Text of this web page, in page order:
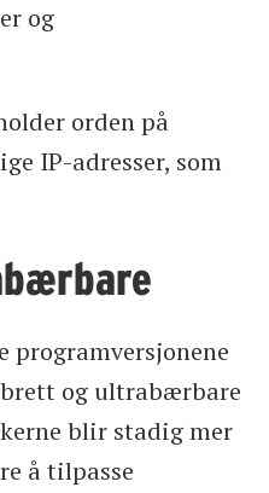
og
orden på
IP-adresser, som
programversjonene
og ultrabærbare
blir stadig mer
å tilpasse